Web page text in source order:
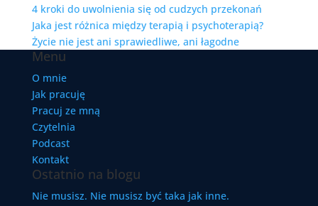
4 kroki do uwolnienia się od cudzych przekonań
Jaka jest różnica między terapią i psychoterapią?
Życie nie jest ani sprawiedliwe, ani łagodne
Menu
O mnie
Jak pracuję
Pracuj ze mną
Czytelnia
Podcast
Kontakt
Ostatnio na blogu
Nie musisz. Nie musisz być taka jak inne.